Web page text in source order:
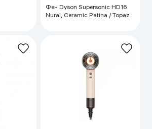
Фен Dyson Supersonic HD16
Nural, Ceramic Patina / Topaz